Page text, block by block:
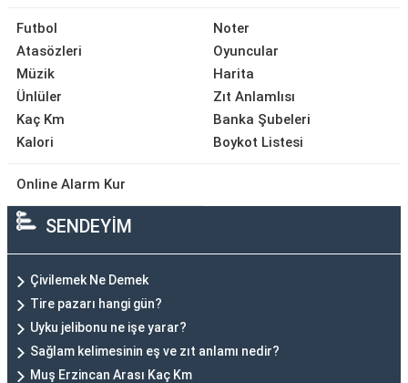
Futbol
Atasözleri
Müzik
Ünlüler
Kaç Km
Kalori
Noter
Oyuncular
Harita
Zıt Anlamlısı
Banka Şubeleri
Boykot Listesi
Online Alarm Kur
SENDEYİM
Çivilemek Ne Demek
Tire pazarı hangi gün?
Uyku jelibonu ne işe yarar?
Sağlam kelimesinin eş ve zıt anlamı nedir?
Muş Erzincan Arası Kaç Km